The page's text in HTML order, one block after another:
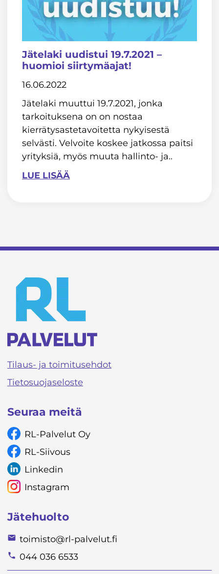
Jätelaki uudistui 19.7.2021 –
huomioi siirtymäajat!
16.06.2022
Jätelaki muuttui 19.7.2021, jonka
tarkoituksena on on nostaa
kierrätysastetavoitetta nykyisestä
selvästi. Velvoite koskee jatkossa paitsi
yrityksiä, myös muuta hallinto- ja..
LUE LISÄÄ
Tilaus- ja toimitusehdot
Tietosuojaseloste
Seuraa meitä
RL-Palvelut Oy
RL-Siivous
Linkedin
Instagram
Jätehuolto
toimisto@rl-palvelut.fi
044 036 6533